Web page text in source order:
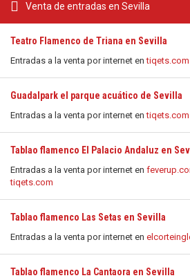
Venta de entradas en Sevilla
Teatro Flamenco de Triana en Sevilla
Entradas a la venta por internet entiqets.com
Guadalpark el parque acuático de Sevilla
Entradas a la venta por internet entiqets.com
Tablao flamenco El Palacio Andaluz en
Entradas a la venta por internet en
tiqets.com
Tablao flamenco Las Setas en Sevilla
Entradas a la venta por internet en
Tablao flamenco La Cantaora en Sevilla